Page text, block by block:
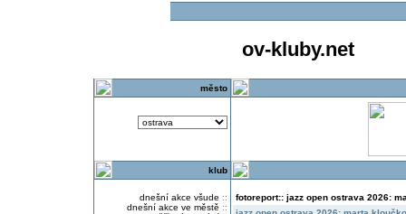
ov-kluby.net
město
klub
dnešní akce všude ::
dnešní akce ve městě ::
fotoreport:: jazz open ostrava 2026: